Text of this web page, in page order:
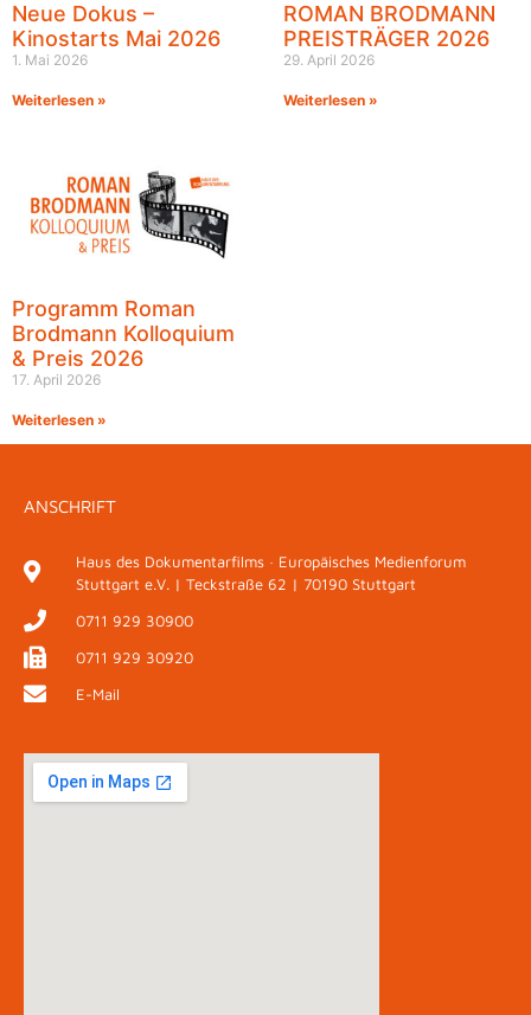
Neue Dokus –
Kinostarts Mai 2026
1. Mai 2026
Weiterlesen »
ROMAN BRODMANN
PREISTRÄGER 2026
29. April 2026
Weiterlesen »
Programm Roman
Brodmann Kolloquium
& Preis 2026
17. April 2026
Weiterlesen »
ANSCHRIFT
Haus des Dokumentarfilms · Europäisches Medienforum
Stuttgart e.V. | Teckstraße 62 | 70190 Stuttgart
0711 929 30900
0711 929 30920
E-Mail